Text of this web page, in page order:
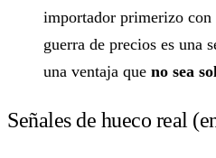
importador primerizo
guerra de precios es una
una ventaja que no sea
Señales de hueco real